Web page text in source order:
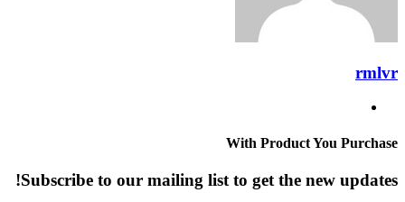
rmlvr
With Product You Purchase
Subscribe to our mailing list to get the new updates!